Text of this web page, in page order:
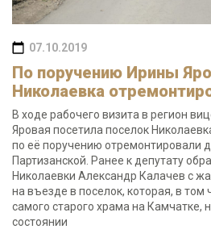
07.10.2019
По поручению Ирины
Николаевка
В ходе рабочего визита в регион
Яровая посетила поселок
по её поручению отремонтировали
Партизанской. Ранее к депутату
Николаевки Александр Калачев с
на въезде в поселок, которая, в том
самого старого храма на Камчатке,
состоянии